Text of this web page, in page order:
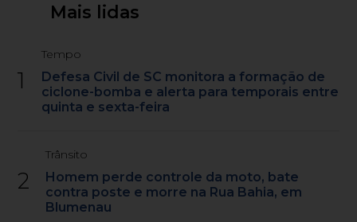
Mais lidas
1
Tempo
Defesa Civil de SC monitora a formação de
ciclone-bomba e alerta para temporais entre
quinta e sexta-feira
2
Trânsito
Homem perde controle da moto, bate
contra poste e morre na Rua Bahia, em
Blumenau